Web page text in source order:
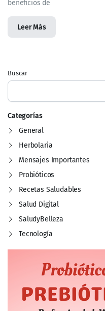
beneficios de
Leer Más
Buscar
Categorías
General
Herbolaria
Mensajes Importantes
Probióticos
Recetas Saludables
Salud Digital
SaludyBelleza
Tecnología